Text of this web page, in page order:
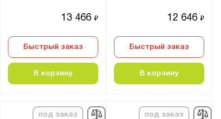
13 466₽
Быстрый заказ
В корзину
12 646₽
Быстрый заказ
В корзину
под заказ под заказ
FW
SF